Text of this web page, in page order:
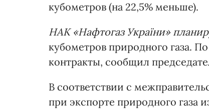
кубометров (на 22,5% меньше).
НАК «Нафтогаз України»
кубометров природного газа.
контракты, сообщил
В соответствии с
при экспорте природного газа